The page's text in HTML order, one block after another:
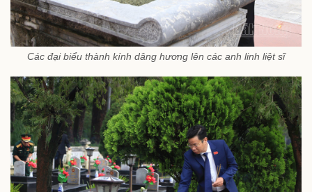
Các đại biểu thành kính dâng hương lên các anh linh liệt sĩ